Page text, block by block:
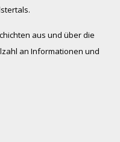
aus und über die
an Informationen und